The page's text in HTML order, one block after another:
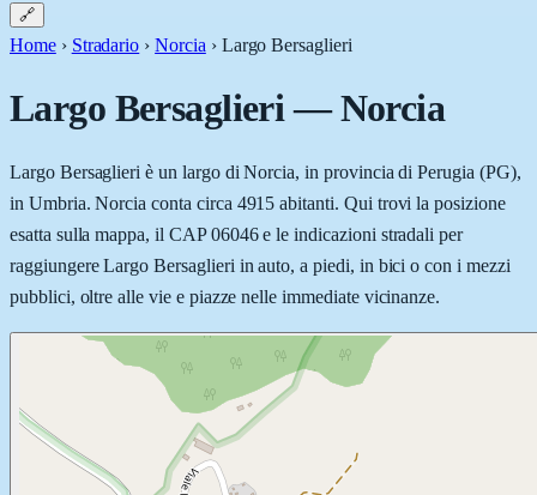
🔗
Home › Stradario › Norcia › Largo Bersaglieri
Largo Bersaglieri—Norcia
Largo Bersaglieri è un largo di Norcia, in provincia di Perugia (PG),
in Umbria. Norcia conta circa 4915 abitanti. Qui trovi la posizione
esatta sulla mappa, il CAP 06046 e le indicazioni stradali per
raggiungere Largo Bersaglieri in auto, a piedi, in bici o con i mezzi
pubblici, oltre alle vie e piazze nelle immediate vicinanze.